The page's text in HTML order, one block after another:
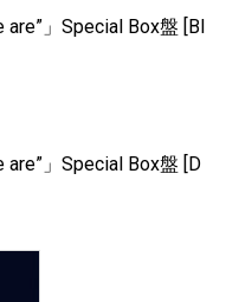
are”」Special Box盤 [Bl
are”」Special Box盤 [D